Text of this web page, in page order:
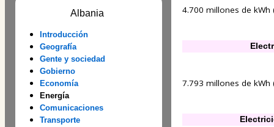
Albania
Introducción
Geografía
Gente y sociedad
Gobierno
Economía
Energía
Comunicaciones
Transporte
4.700 millones de kWh
7.793 millones de kWh